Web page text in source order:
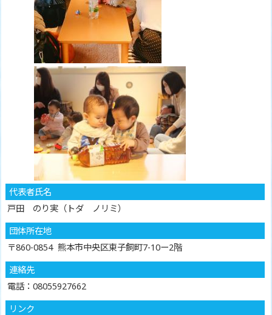
代表者氏名
戸田 のり実（トダ ノリミ）
団体所在地
〒860-0854 熊本市中央区東子飼町7-10ー2階
連絡先
電話：08055927662
リンク